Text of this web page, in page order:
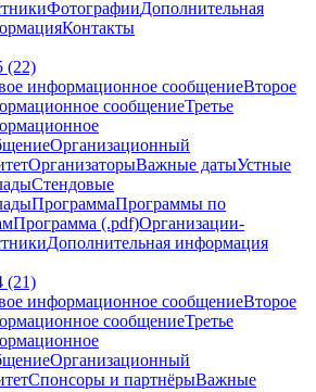
ФотографииДополнительная
Контакты
(22)
информационное сообщениеВторое
сообщениеТретье
Организационный
ОрганизаторыВажные датыУстные
Стендовые
ПрограммаПрограммы по
Программа (.pdf)Организации-
Дополнительная информация
(21)
информационное сообщениеВторое
сообщениеТретье
Организационный
Спонсоры и партнёрыВажные